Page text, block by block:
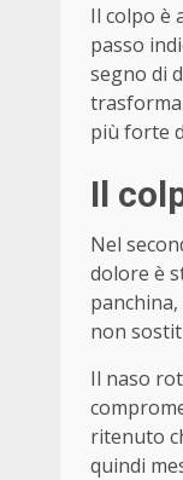
Il colpo è
passo
segno di
più forte
Il
Nel
dolore è
non
Il naso
ritenuto
quindi